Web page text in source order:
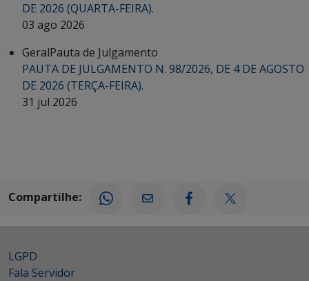
DE 2026 (QUARTA-FEIRA).
03 ago 2026
GeralPauta de Julgamento
PAUTA DE JULGAMENTO N. 98/2026, DE 4 DE AGOSTO
DE 2026 (TERÇA-FEIRA).
31 jul 2026
Compartilhe:
LGPD
Fala Servidor